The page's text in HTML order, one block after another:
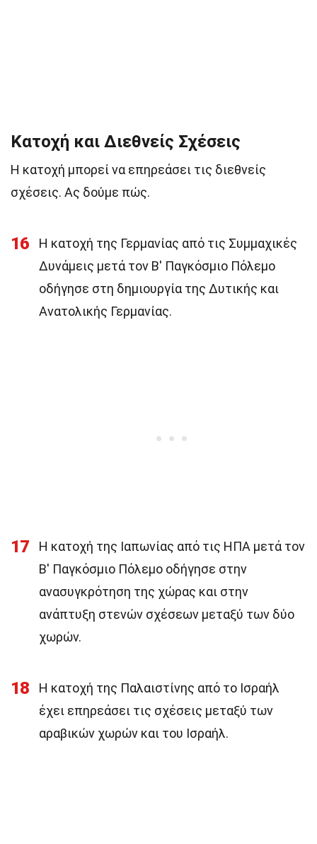
Κατοχή και Διεθνείς Σχέσεις
Η κατοχή μπορεί να επηρεάσει τις διεθνείς
σχέσεις. Ας δούμε πώς.
16
Η κατοχή της Γερμανίας από τις Συμμαχικές
Δυνάμεις μετά τον Β' Παγκόσμιο Πόλεμο
οδήγησε στη δημιουργία της Δυτικής και
Ανατολικής Γερμανίας.
17
Η κατοχή της Ιαπωνίας από τις ΗΠΑ μετά τον
Β' Παγκόσμιο Πόλεμο οδήγησε στην
ανασυγκρότηση της χώρας και στην
ανάπτυξη στενών σχέσεων μεταξύ των δύο
χωρών.
18
Η κατοχή της Παλαιστίνης από το Ισραήλ
έχει επηρεάσει τις σχέσεις μεταξύ των
αραβικών χωρών και του Ισραήλ.